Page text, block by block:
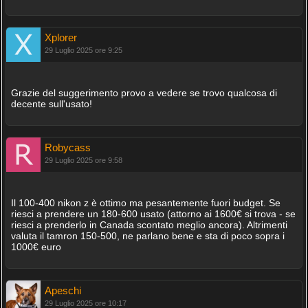
Xplorer
29 Luglio 2025 ore 9:25
Grazie del suggerimento provo a vedere se trovo qualcosa di
decente sull'usato!
Robycass
29 Luglio 2025 ore 9:58
Il 100-400 nikon z è ottimo ma pesantemente fuori budget. Se
riesci a prendere un 180-600 usato (attorno ai 1600€ si trova - se
riesci a prenderlo in Canada scontato meglio ancora). Altrimenti
valuta il tamron 150-500, ne parlano bene e sta di poco sopra i
1000€ euro
Apeschi
29 Luglio 2025 ore 10:17